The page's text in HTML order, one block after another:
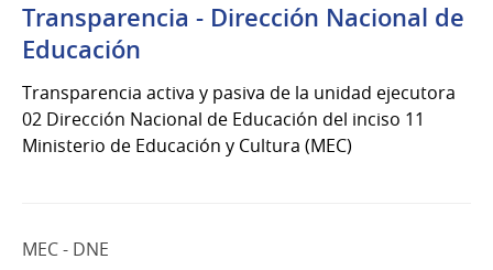
Transparencia - Dirección Nacional de
Educación
Transparencia activa y pasiva de la unidad ejecutora
02 Dirección Nacional de Educación del inciso 11
Ministerio de Educación y Cultura (MEC)
MEC - DNE